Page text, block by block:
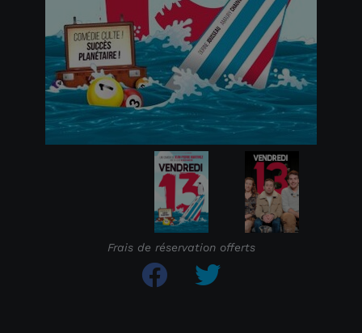
Frais de réservation offerts